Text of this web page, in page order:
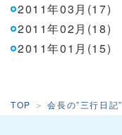
2011年03月(17)
2011年02月(18)
2011年01月(15)
TOP 会長の”三行日記”